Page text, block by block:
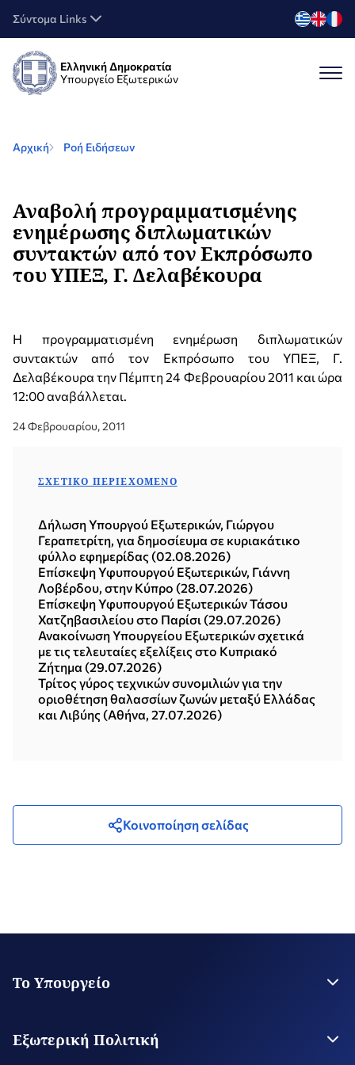
Σύντομα Links
Ελληνική Δημοκρατία
Υπουργείο Εξωτερικών
Αρχική Ροή Ειδήσεων
Αναβολή προγραμματισμένης
ενημέρωσης διπλωματικών
συντακτών από τον Εκπρόσωπο
του ΥΠΕΞ, Γ. Δελαβέκουρα
Η προγραμματισμένη ενημέρωση διπλωματικών
συντακτών από τον Εκπρόσωπο του ΥΠΕΞ, Γ.
Δελαβέκουρα την Πέμπτη 24 Φεβρουαρίου 2011 και ώρα
12:00 αναβάλλεται.
24 Φεβρουαρίου, 2011
ΣΧΕΤΙΚΌ ΠΕΡΙΕΧΌΜΕΝΟ
Δήλωση Υπουργού Εξωτερικών, Γιώργου
Γεραπετρίτη, για δημοσίευμα σε κυριακάτικο
φύλλο εφημερίδας (02.08.2026)
Επίσκεψη Υφυπουργού Εξωτερικών, Γιάννη
Λοβέρδου, στην Κύπρο (28.07.2026)
Επίσκεψη Υφυπουργού Εξωτερικών Τάσου
Χατζηβασιλείου στο Παρίσι (29.07.2026)
Ανακοίνωση Υπουργείου Εξωτερικών σχετικά
με τις τελευταίες εξελίξεις στο Κυπριακό
Ζήτημα (29.07.2026)
Τρίτος γύρος τεχνικών συνομιλιών για την
οριοθέτηση θαλασσίων ζωνών μεταξύ Ελλάδας
και Λιβύης (Αθήνα, 27.07.2026)
Κοινοποίηση σελίδας
Το Υπουργείο
Στρατηγικό Σχέδιο
Εποπτευόμενοι Οργανισμοί
Εξωτερική Πολιτική